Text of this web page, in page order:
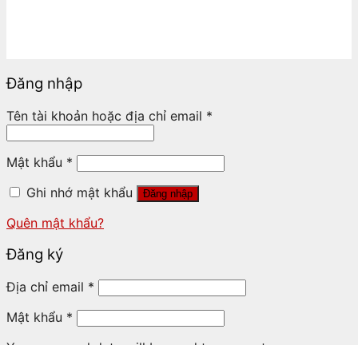
Đăng nhập
Tên tài khoản hoặc địa chỉ email *
Mật khẩu *
Ghi nhớ mật khẩu
Đăng nhập
Quên mật khẩu?
Đăng ký
Địa chỉ email *
Mật khẩu *